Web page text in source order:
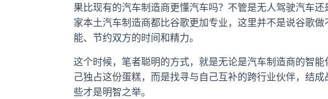
果比现有的汽车制造商更懂汽车吗？不管是无人驾驶汽车
家本土汽车制造商都比谷歌更加专业，这里并不是说谷歌
能、节约双方的时间和精力。
这个时候，笔者聪明的方式，就是无论是汽车制造商的智
己独占这份蛋糕，而是找寻与自己互补的跨行业伙伴，结
些才是明智之举。